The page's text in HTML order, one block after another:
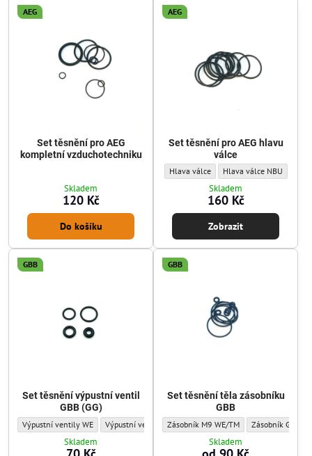
AEG
Set těsnění pro AEG
kompletní vzduchotechniku
Skladem
120 Kč
Do košíku
AEG
Set těsnění pro AEG hlavu
válce
Set těsnění pro AEG hlavu válce - Sada
Hlava válce Set těsnění pro AEG
Hlava válce NBU
Skladem
160 Kč
Zobrazit
GBB
Set těsnění výpustní ventil
GBB (GG)
Set těsnění výpustní ventil GBB (GG) - Sada těsnění/o-kroužků:
Výpustní ventily WE Set těsnění výpustní ventil GBB (GG) - Sada těsnění/o-
Výpustní ventily GHK
Skladem
GBB
Set těsnění těla zásobníku
GBB
Set těsnění těla zásobníku GBB - Sada
Zásobník M9 WE/TM Set těsnění těla
Zásobník Glock
Skladem